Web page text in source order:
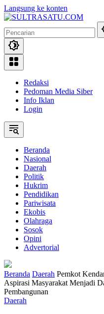
Langsung ke konten
Redaksi
Pedoman Media Siber
Info Iklan
Login
Beranda
Nasional
Daerah
Politik
Hukrim
Pendidikan
Pariwisata
Ekobis
Olahraga
Sosok
Opini
Advertorial
Beranda Daerah Pemkot
Aspirasi Masyarakat Menjadi
Pembangunan
Daerah